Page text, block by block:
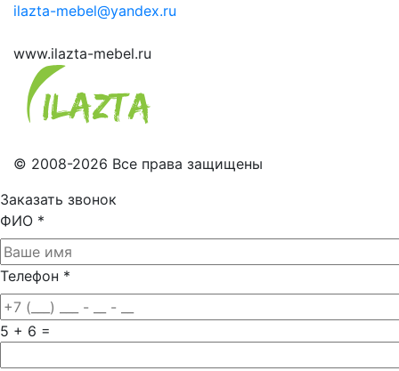
ilazta-mebel@yandex.ru
www.ilazta-mebel.ru
© 2008-2026 Все права защищены
Заказать звонок
ФИО *
Телефон *
5 + 6 =